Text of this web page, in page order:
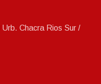
Chacra Rios Sur /